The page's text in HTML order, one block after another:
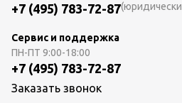
+7 (495) 783-72-87
Сервис и поддержка
ПН-ПТ 9:00-18:00
+7 (495) 783-72-87
Заказать звонок